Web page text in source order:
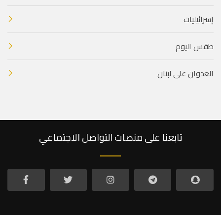
إسرائيليات
طقس اليوم
العدوان على لبنان
تابعنا على منصات التواصل الاجتماعي